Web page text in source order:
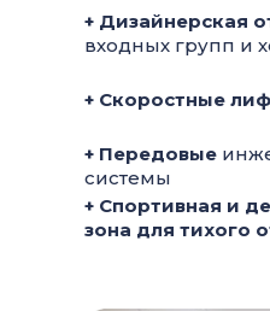
+ Дизайнерская
входных групп и
+ Скоростные
+ Передовые
системы
+ Спортивная и
зона для тихого